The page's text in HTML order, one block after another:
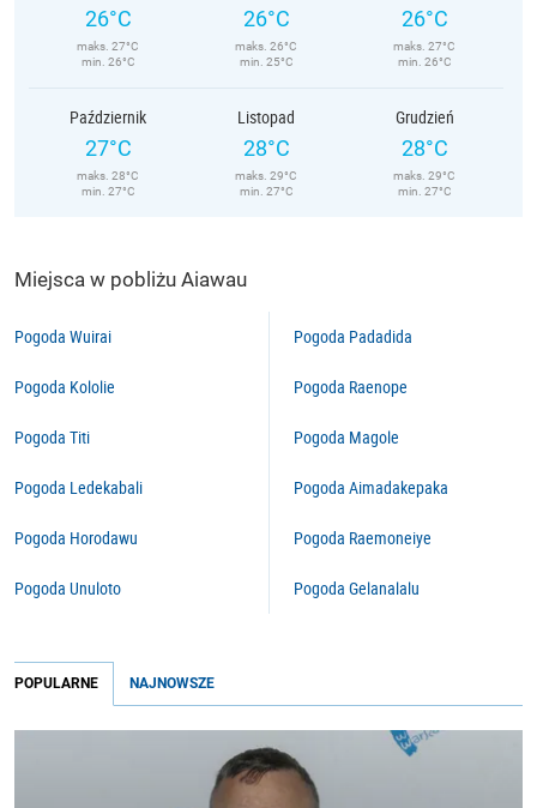
26°C
maks. 27°C
min. 26°C
26°C
maks. 26°C
min. 25°C
26°C
maks. 27°C
min. 26°C
Październik
27°C
maks. 28°C
min. 27°C
Listopad
28°C
maks. 29°C
min. 27°C
Grudzień
28°C
maks. 29°C
min. 27°C
Miejsca w pobliżu Aiawau
Pogoda Wuirai
Pogoda Kololie
Pogoda Titi
Pogoda Ledekabali
Pogoda Horodawu
Pogoda Unuloto
Pogoda Padadida
Pogoda Raenope
Pogoda Magole
Pogoda Aimadakepaka
Pogoda Raemoneiye
Pogoda Gelanalalu
POPULARNE NAJNOWSZE